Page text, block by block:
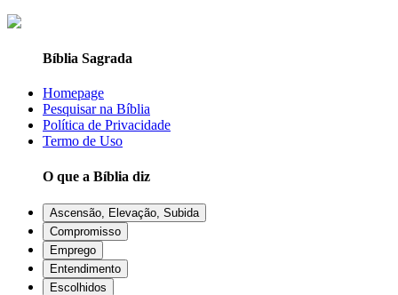
Bíblia Sagrada
Homepage
Pesquisar na Bíblia
Política de Privacidade
Termo de Uso
O que a Bíblia diz
Ascensão, Elevação, Subida
Compromisso
Emprego
Entendimento
Escolhidos